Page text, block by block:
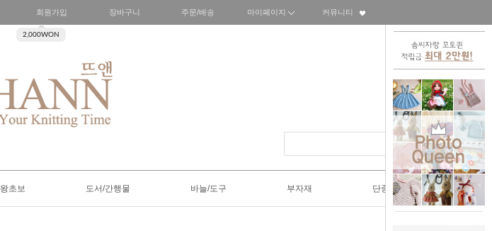
회원가입
2,000WON
장바구니 주문/배송 마이페이지 커뮤니티
왕초보 도서/간행물 바늘/도구 부자재 단종SALE50%